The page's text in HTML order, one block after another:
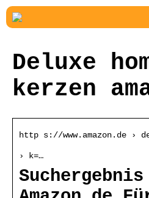
Deluxe
kerzen
http s://www.amazon.de ›
› k=…